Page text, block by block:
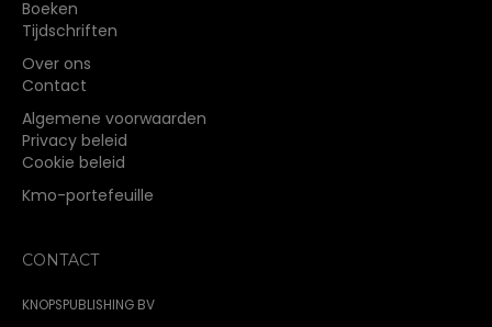
Boeken
Tijdschriften
Over ons
Contact
Algemene voorwaarden
Privacy beleid
Cookie beleid
Kmo-portefeuille
CONTACT
KNOPSPUBLISHING BV